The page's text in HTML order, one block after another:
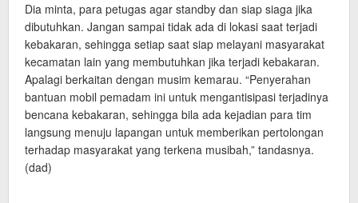
Dia minta, para petugas agar standby dan siap siaga jika
dibutuhkan. Jangan sampai tidak ada di lokasi saat terjadi
kebakaran, sehingga setiap saat siap melayani masyarakat
kecamatan lain yang membutuhkan jika terjadi kebakaran.
Apalagi berkaitan dengan musim kemarau. “Penyerahan
bantuan mobil pemadam ini untuk mengantisipasi terjadinya
bencana kebakaran, sehingga bila ada kejadian para tim
langsung menuju lapangan untuk memberikan pertolongan
terhadap masyarakat yang terkena musibah,” tandasnya.
(dad)